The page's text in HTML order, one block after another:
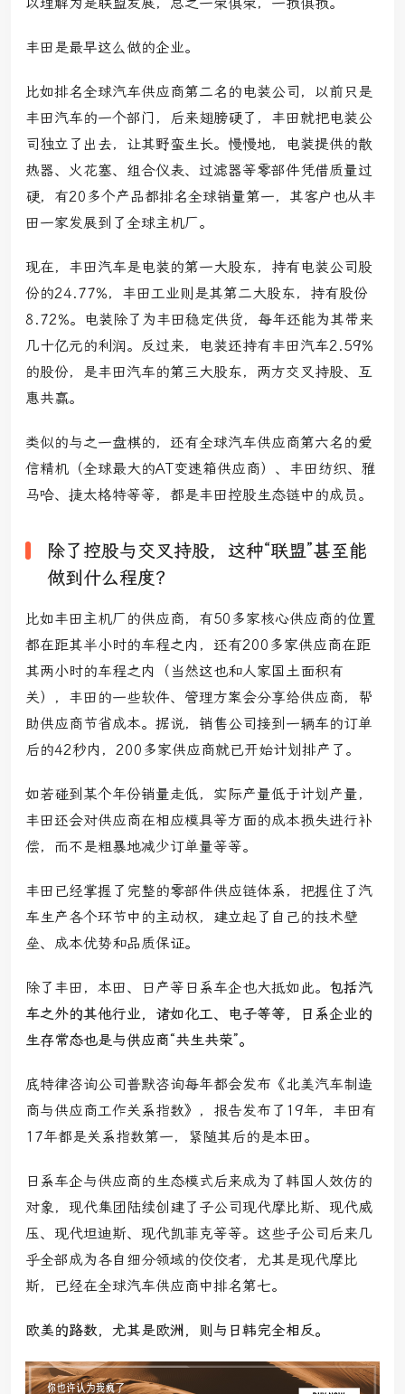
丰田是最早这么做的企业。
比如排名全球汽车供应商第二名的电装公司，以前只是
丰田汽车的一个部门，后来翅膀硬了，丰田就把电装公
司独立了出去，让其野蛮生长。慢慢地，电装提供的散
热器、火花塞、组合仪表、过滤器等零部件凭借质量过
硬，有20多个产品都排名全球销量第一，其客户也从丰
田一家发展到了全球主机厂。
现在，丰田汽车是电装的第一大股东，持有电装公司股
份的24.77%，丰田工业则是其第二大股东，持有股份
8.72%。电装除了为丰田稳定供货，每年还能为其带来
几十亿元的利润。反过来，电装还持有丰田汽车2.59%
的股份，是丰田汽车的第三大股东，两方交叉持股、互
惠共赢。
类似的与之一盘棋的，还有全球汽车供应商第六名的爱
信精机 （全球最大的AT变速箱供应商） 、丰田纺织、雅
马哈、捷太格特等等，都是丰田控股生态链中的成员。
除了控股与交叉持股，这种“联盟”甚至能
做到什么程度？
比如丰田主机厂的供应商，有50多家核心供应商的位置
都在距其半小时的车程之内，还有200多家供应商在距
其两小时的车程之内
（当然这也和人家国土面积有
关）
，丰田的一些软件、管理方案会分享给供应商，帮
助供应商节省成本。据说，销售公司接到一辆车的订单
后的42秒内，200多家供应商就已开始计划排产了。
如若碰到某个年份销量走低，实际产量低于计划产量，
丰田还会对供应商在相应模具等方面的成本损失进行补
偿，而不是粗暴地减少订单量等等。
丰田已经掌握了完整的零部件供应链体系，把握住了汽
车生产各个环节中的主动权，建立起了自己的技术壁
垒、成本优势和品质保证。
除了丰田，本田、日产等日系车企也大抵如此。 包括汽
车之外的其他行业，诸如化工、电子等等，日系企业的
生存常态也是与供应商“共生共荣”。
底特律咨询公司普默咨询每年都会发布《北美汽车制造
商与供应商工作关系指数》，报告发布了19年，丰田有
17年都是关系指数第一，紧随其后的是本田。
日系车企与供应商的生态模式后来成为了韩国人效仿的
对象，现代集团陆续创建了子公司现代摩比斯、现代威
压、现代坦迪斯、现代凯菲克等等。这些子公司后来几
乎全部成为各自细分领域的佼佼者，尤其是现代摩比
斯，已经在全球汽车供应商中排名第七。
欧美的路数，尤其是欧洲，则与日韩完全相反。